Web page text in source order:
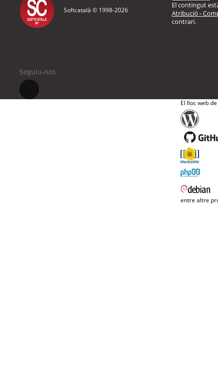
Softcatalà © 1998-2026
El contingut
Atribució -
contrari.
Seguiu-nos
El lloc web
entre altre